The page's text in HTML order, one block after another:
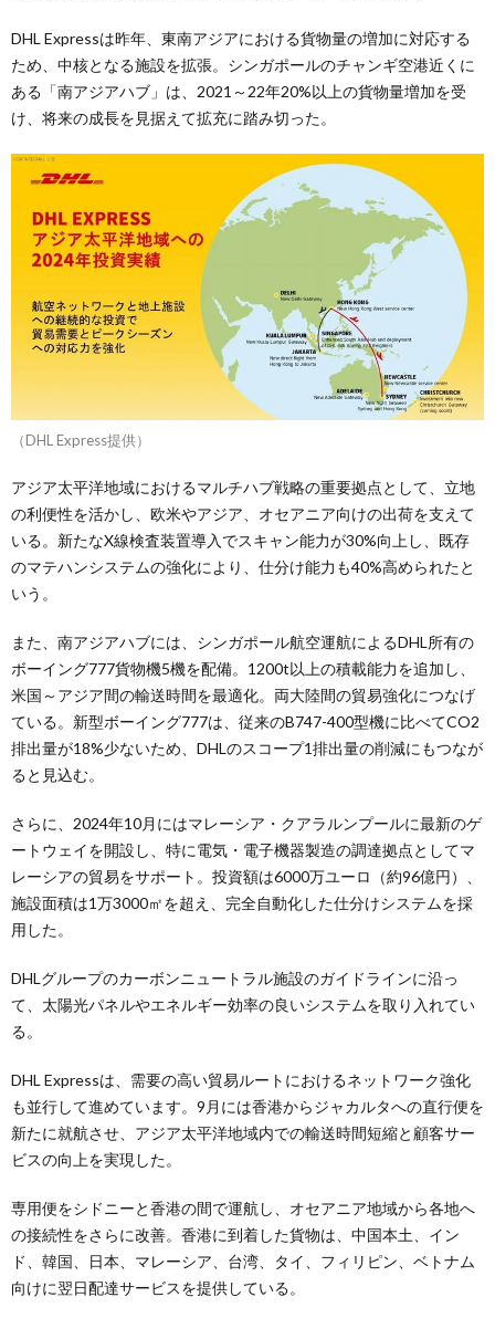
DHL Expressは昨年、東南アジアにおける貨物量の増加に対応する
ため、中核となる施設を拡張。シンガポールのチャンギ空港近くに
ある「南アジアハブ」は、2021～22年20%以上の貨物量増加を受
け、将来の成長を見据えて拡充に踏み切った。
（DHL Express提供）
アジア太平洋地域におけるマルチハブ戦略の重要拠点として、立地
の利便性を活かし、欧米やアジア、オセアニア向けの出荷を支えて
いる。新たなX線検査装置導入でスキャン能力が30%向上し、既存
のマテハンシステムの強化により、仕分け能力も40%高められたと
いう。
また、南アジアハブには、シンガポール航空運航によるDHL所有の
ボーイング777貨物機5機を配備。1200t以上の積載能力を追加し、
米国～アジア間の輸送時間を最適化。両大陸間の貿易強化につなげ
ている。新型ボーイング777は、従来のB747-400型機に比べてCO2
排出量が18%少ないため、DHLのスコープ1排出量の削減にもつなが
ると見込む。
さらに、2024年10月にはマレーシア・クアラルンプールに最新のゲ
ートウェイを開設し、特に電気・電子機器製造の調達拠点としてマ
レーシアの貿易をサポート。投資額は6000万ユーロ（約96億円）、
施設面積は1万3000㎡を超え、完全自動化した仕分けシステムを採
用した。
DHLグループのカーボンニュートラル施設のガイドラインに沿っ
て、太陽光パネルやエネルギー効率の良いシステムを取り入れてい
る。
DHL Expressは、需要の高い貿易ルートにおけるネットワーク強化
も並行して進めています。9月には香港からジャカルタへの直行便を
新たに就航させ、アジア太平洋地域内での輸送時間短縮と顧客サー
ビスの向上を実現した。
専用便をシドニーと香港の間で運航し、オセアニア地域から各地へ
の接続性をさらに改善。香港に到着した貨物は、中国本土、イン
ド、韓国、日本、マレーシア、台湾、タイ、フィリピン、ベトナム
向けに翌日配達サービスを提供している。